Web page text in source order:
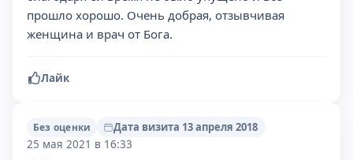
прошло хорошо. Очень добрая, отзывчивая
женщина и врач от Бога.
Лайк
Без оценки
Дата визита 13 апреля 2018
25 мая 2021 в 16:33